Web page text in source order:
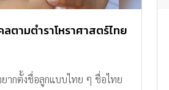
ตามตำราโหราศาสตร์ไทย
ยากตั้งชื่อลูกแบบไทย ๆ ชื่อไทย